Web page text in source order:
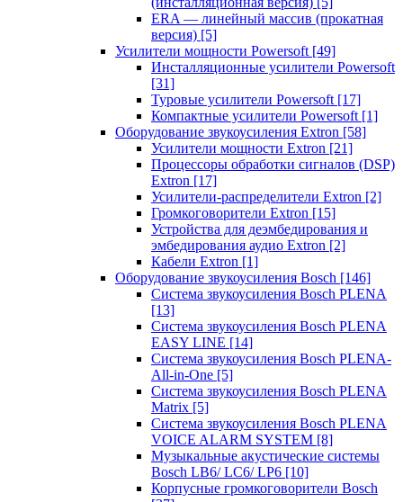
ERA — линейный массив (прокатная
версия) [5]
Усилители мощности Powersoft [49]
Инсталляционные усилители Powersoft
[31]
Туровые усилители Powersoft [17]
Компактные усилители Powersoft [1]
Оборудование звукоусиления Extron [58]
Усилители мощности Extron [21]
Процессоры обработки сигналов (DSP)
Extron [17]
Усилители-распределители Extron [2]
Громкоговорители Extron [15]
Устройства для деэмбедирования и
эмбедирования аудио Extron [2]
Кабели Extron [1]
Оборудование звукоусиления Bosch [146]
Система звукоусиления Bosch PLENA
[13]
Система звукоусиления Bosch PLENA
EASY LINE [14]
Система звукоусиления Bosch PLENA-
All-in-One [5]
Система звукоусиления Bosch PLENA
Matrix [5]
Система звукоусиления Bosch PLENA
VOICE ALARM SYSTEM [8]
Музыкальные акустические системы
Bosch LB6/ LC6/ LP6 [10]
Корпусные громкоговорители Bosch